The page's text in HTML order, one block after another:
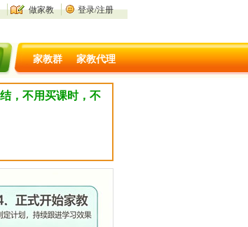
做家教 登录/注册
家教代理
家教群
，不用买课时，不